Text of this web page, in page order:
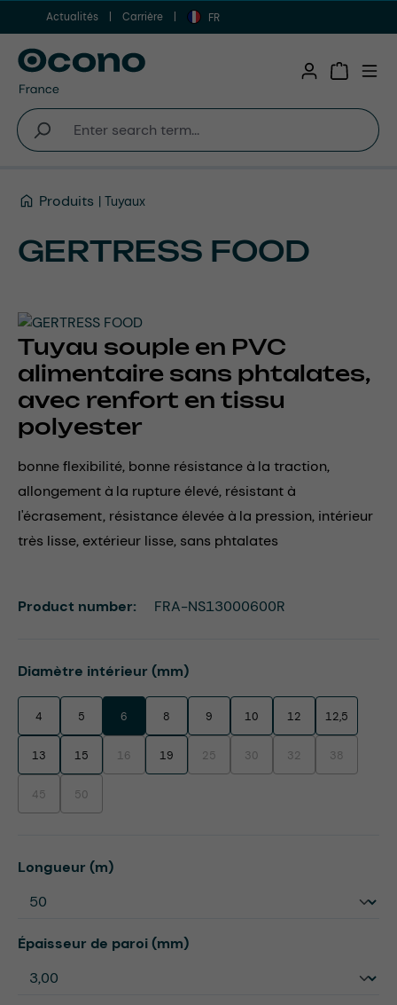
Aller au contenu principal
Actualités Carrière FR
Produits Tuyaux
GERTRESS FOOD
Tuyau souple en PVC
alimentaire sans phtalates,
avec renfort en tissu
polyester
bonne flexibilité, bonne résistance à la traction,
allongement à la rupture élevé, résistant à
l'écrasement, résistance élevée à la pression, intérieur
très lisse, extérieur lisse, sans phtalates
Select
Diamètre intérieur (mm)
4 5 6 8 9 10 12 12,5
13 15 16(This option is currently unavailable.)
19 25(This option is currently unavailable.)
30(This option is currently
32(This option is
38(This option
45(This option is currently unavailable.)
50(This option is currently unavailable.)
Select
Longueur (m)
Select
Épaisseur de paroi (mm)
Product number: FRA-NS13000600R